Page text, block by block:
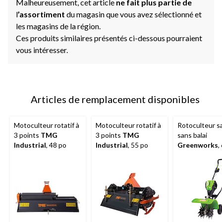
Malheureusement, cet article ne fait plus partie de
l’assortiment du magasin que vous avez sélectionné et
les magasins de la région.
Ces produits similaires présentés ci-dessous pourraient
vous intéresser.
Articles de remplacement disponibles
Motoculteur rotatif à
3 points TMG
Industrial, 48 po
Motoculteur rotatif à
3 points TMG
Industrial, 55 po
Rotoculteur
sans balai
Greenworks,
chargeur de